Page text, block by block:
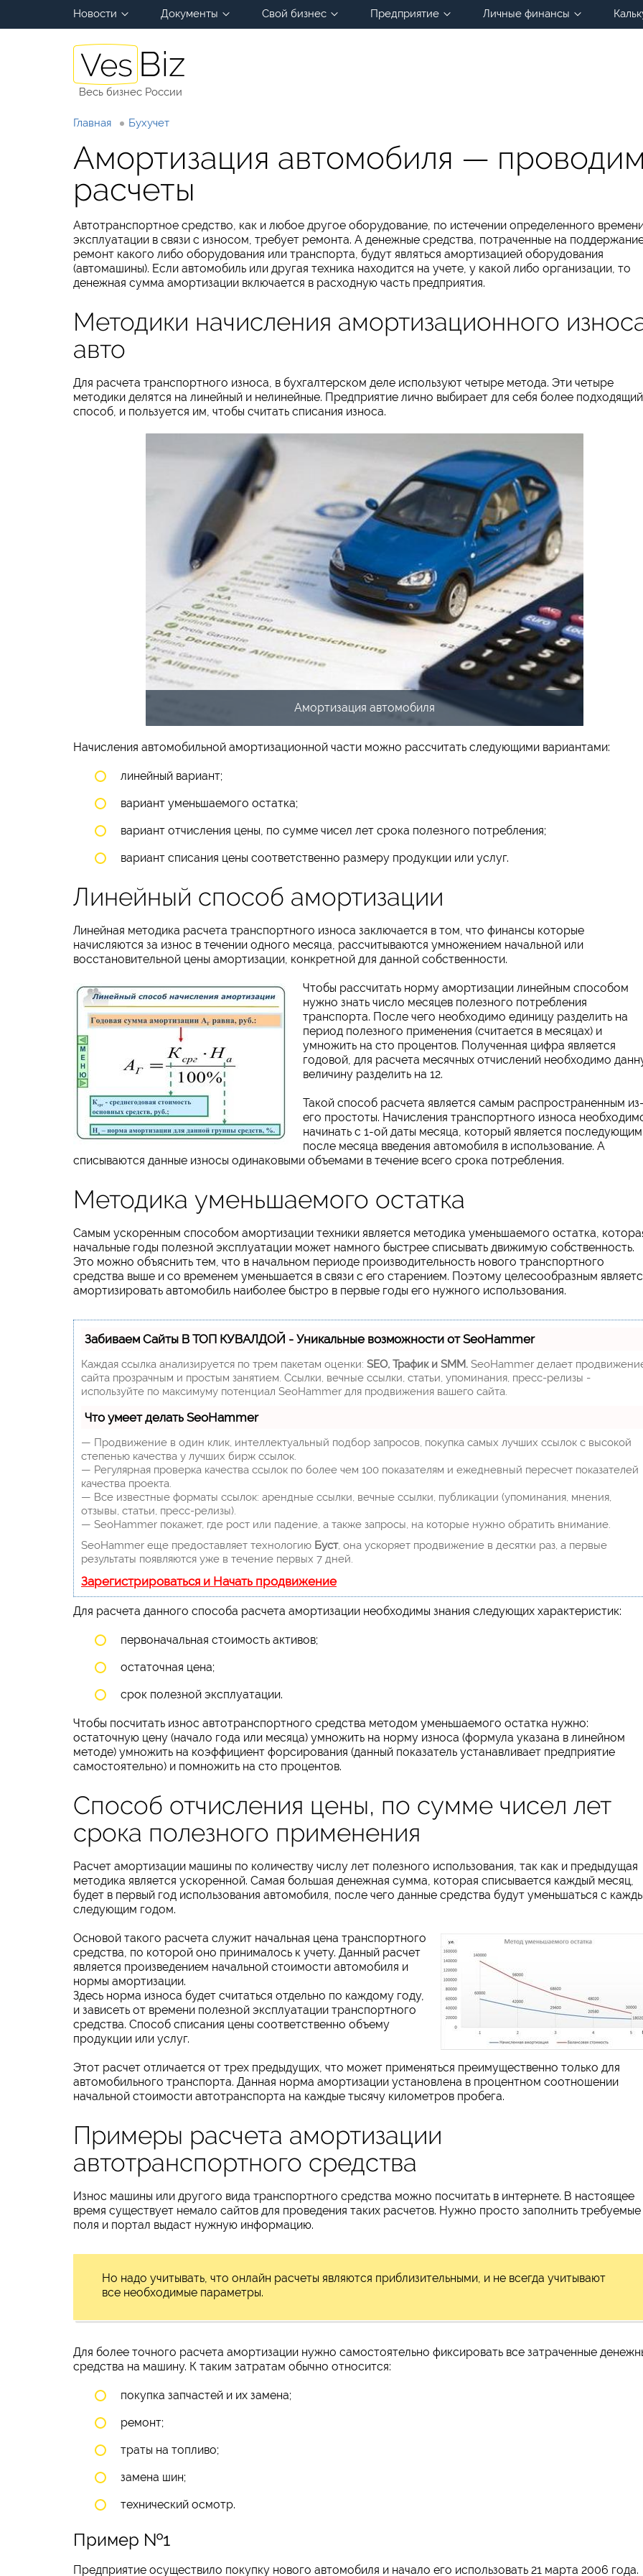
Новости Документы Свой бизнес Предприятие Личные финансы
Весь бизнес России
Главная Бухучет
Амортизация автомобиля —
расчеты
Автотранспортное средство, как и любое другое оборудование, по истечении определенного
эксплуатации в связи с износом, требует ремонта. А денежные средства, потраченные на
ремонт какого либо оборудования или транспорта, будут являться амортизацией оборудования
(автомашины). Если автомобиль или другая техника находится на учете, у какой либо организации, то
денежная сумма амортизации включается в расходную часть предприятия.
Методики начисления амортизационного
авто
Для расчета транспортного износа, в бухгалтерском деле используют четыре метода. Эти четыре
методики делятся на линейный и нелинейные. Предприятие лично выбирает для себя более подходящий
способ, и пользуется им, чтобы считать списания износа.
Амортизация автомобиля
Начисления автомобильной амортизационной части можно рассчитать следующими вариантами:
линейный вариант;
вариант уменьшаемого остатка;
вариант отчисления цены, по сумме чисел лет срока полезного потребления;
вариант списания цены соответственно размеру продукции или услуг.
Линейный способ амортизации
Линейная методика расчета транспортного износа заключается в том, что финансы которые
начисляются за износ в течении одного месяца, рассчитываются умножением начальной или
восстановительной цены амортизации, конкретной для данной собственности.
Чтобы рассчитать норму амортизации линейным способом
нужно знать число месяцев полезного потребления
транспорта. После чего необходимо единицу разделить на
период полезного применения (считается в месяцах) и
умножить на сто процентов. Полученная цифра является
годовой, для расчета месячных отчислений необходимо
величину разделить на 12.
Такой способ расчета является самым распространенным
его простоты. Начисления транспортного износа
начинать с 1-ой даты месяца, который является последующим
после месяца введения автомобиля в использование. А
списываются данные износы одинаковыми объемами в течение всего срока потребления.
Методика уменьшаемого остатка
Самым ускоренным способом амортизации техники является методика уменьшаемого остатка,
начальные годы полезной эксплуатации может намного быстрее списывать движимую собственность.
Это можно объяснить тем, что в начальном периоде производительность нового транспортного
средства выше и со временем уменьшается в связи с его старением. Поэтому целесообразным
амортизировать автомобиль наиболее быстро в первые годы его нужного использования.
Забиваем Сайты В ТОП КУВАЛДОЙ - Уникальные возможности от SeoHammer
Каждая ссылка анализируется по трем пакетам оценки: SEO, Трафик и SMM. SeoHammer делает
сайта прозрачным и простым занятием. Ссылки, вечные ссылки, статьи, упоминания, пресс-релизы -
используйте по максимуму потенциал SeoHammer для продвижения вашего сайта.
Что умеет делать SeoHammer
— Продвижение в один клик, интеллектуальный подбор запросов, покупка самых лучших ссылок с высокой
степенью качества у лучших бирж ссылок.
— Регулярная проверка качества ссылок по более чем 100 показателям и ежедневный пересчет показателей
качества проекта.
— Все известные форматы ссылок: арендные ссылки, вечные ссылки, публикации (упоминания, мнения,
отзывы, статьи, пресс-релизы).
— SeoHammer покажет, где рост или падение, а также запросы, на которые нужно обратить внимание.
SeoHammer еще предоставляет технологию Буст, она ускоряет продвижение в десятки раз, а первые
результаты появляются уже в течение первых 7 дней.
Зарегистрироваться и Начать продвижение
Для расчета данного способа расчета амортизации необходимы знания следующих характеристик:
первоначальная стоимость активов;
остаточная цена;
срок полезной эксплуатации.
Чтобы посчитать износ автотранспортного средства методом уменьшаемого остатка нужно:
остаточную цену (начало года или месяца) умножить на норму износа (формула указана в линейном
методе) умножить на коэффициент форсирования (данный показатель устанавливает предприятие
самостоятельно) и помножить на сто процентов.
Способ отчисления цены, по сумме чисел лет
срока полезного применения
Расчет амортизации машины по количеству числу лет полезного использования, так как и предыдущая
методика является ускоренной. Самая большая денежная сумма, которая списывается каждый месяц,
будет в первый год использования автомобиля, после чего данные средства будут уменьшаться с
следующим годом.
Основой такого расчета служит начальная цена транспортного
средства, по которой оно принималось к учету. Данный расчет
является произведением начальной стоимости автомобиля и
нормы амортизации.
Здесь норма износа будет считаться отдельно по каждому году,
и зависеть от времени полезной эксплуатации транспортного
средства. Способ списания цены соответственно объему
продукции или услуг.
Этот расчет отличается от трех предыдущих, что может применяться преимущественно только для
автомобильного транспорта. Данная норма амортизации установлена в процентном соотношении
начальной стоимости автотранспорта на каждые тысячу километров пробега.
Примеры расчета амортизации
автотранспортного средства
Износ машины или другого вида транспортного средства можно посчитать в интернете. В настоящее
время существует немало сайтов для проведения таких расчетов. Нужно просто заполнить требуемые
поля и портал выдаст нужную информацию.
Но надо учитывать, что онлайн расчеты являются приблизительными, и не всегда учитывают
все необходимые параметры.
Для более точного расчета амортизации нужно самостоятельно фиксировать все затраченные
средства на машину. К таким затратам обычно относится:
покупка запчастей и их замена;
ремонт;
траты на топливо;
замена шин;
технический осмотр.
Пример №1
Предприятие осуществило покупку нового автомобиля и начало его использовать 21 марта 2006 года.